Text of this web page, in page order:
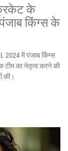
के
किंग्स के
2024 में पंजाब किंग्स
टीम का नेतृत्व करने की
की।